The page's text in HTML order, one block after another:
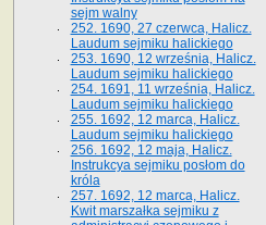
sejm walny
252. 1690, 27 czerwca, Halicz.
Laudum sejmiku halickiego
253. 1690, 12 września, Halicz.
Laudum sejmiku halickiego
254. 1691, 11 września, Halicz.
Laudum sejmiku halickiego
255. 1692, 12 marca, Halicz.
Laudum sejmiku halickiego
256. 1692, 12 maja, Halicz.
Instrukcya sejmiku posłom do
króla
257. 1692, 12 marca, Halicz.
Kwit marszałka sejmiku z